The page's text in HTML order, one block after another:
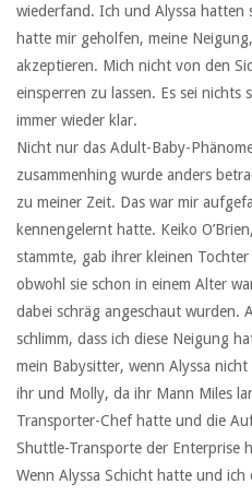
wiederfand. Ich und Alyssa hatten
hatte mir geholfen, meine
akzeptieren. Mich nicht von den
einsperren zu lassen. Es sei nichts
immer wieder klar.
Nicht nur das Adult-Baby-
zusammenhing wurde anders
zu meiner Zeit. Das war mir
kennengelernt hatte. Keiko
stammte, gab ihrer kleinen
obwohl sie schon in einem Alter
dabei schräg angeschaut wurden.
schlimm, dass ich diese Neigung
mein Babysitter, wenn Alyssa
ihr und Molly, da ihr Mann Miles
Transporter-Chef hatte und die
Shuttle-Transporte der Enterprise
Wenn Alyssa Schicht hatte und ich